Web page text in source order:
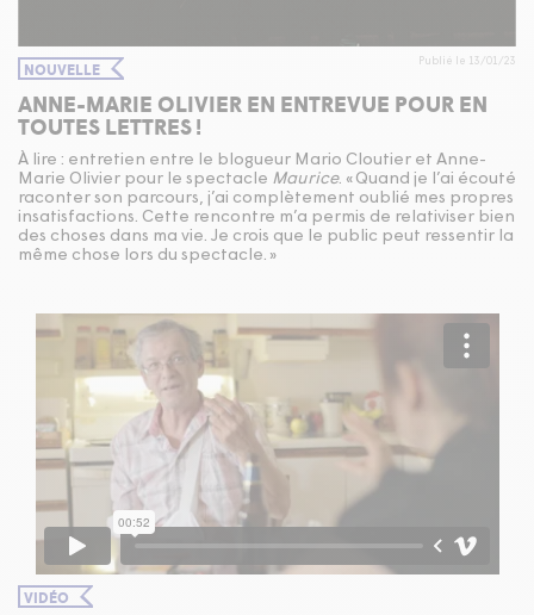
NOUVELLE Publié le 13/01/23
ANNE-MARIE OLIVIER EN ENTREVUE POUR EN
TOUTES LETTRES !
À lire : entretien entre le blogueur Mario Cloutier et Anne-
Marie Olivier pour le spectacle Maurice. « Quand je l’ai écouté
raconter son parcours, j’ai complètement oublié mes propres
insatisfactions. Cette rencontre m’a permis de relativiser bien
des choses dans ma vie. Je crois que le public peut ressentir la
même chose lors du spectacle. »
VIDÉO